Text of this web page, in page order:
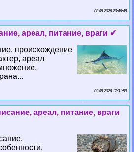
03 08 2026 20:46:48
ареал, питание, враги ✔
происхождение
ареал
02 08 2026 17:31:59
ареал, питание, враги